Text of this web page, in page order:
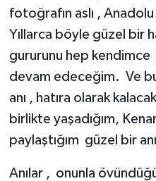
fotoğrafın aslı , Anadolu
Yıllarca böyle güzel bir
gururunu hep kendimce
devam edeceğim. Ve
anı , hatıra olarak
birlikte yaşadığım,
paylaştığım güzel bir
Anılar , onunla